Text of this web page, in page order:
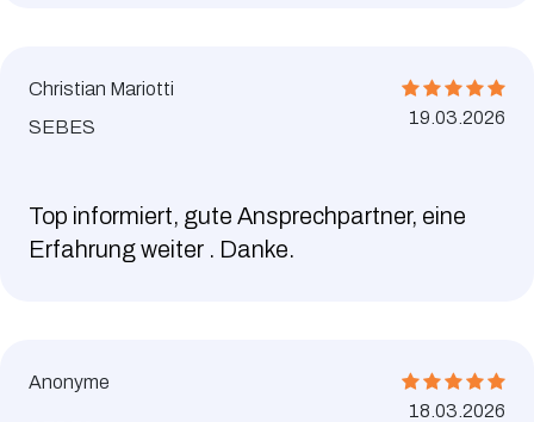
Christian Mariotti
SEBES
19.03.2026
Top informiert, gute Ansprechpartner, eine
Erfahrung weiter . Danke.
Anonyme
18.03.2026